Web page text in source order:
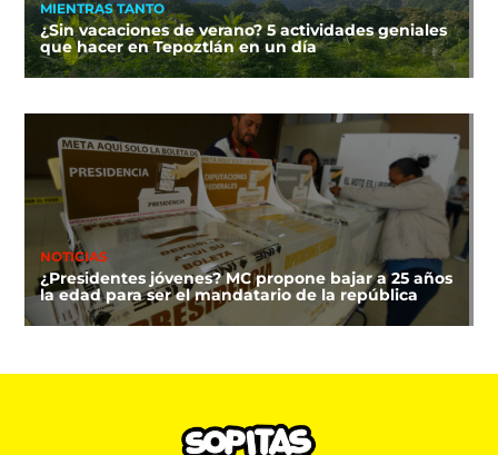
MIENTRAS TANTO
¿Sin vacaciones de verano? 5 actividades geniales
que hacer en Tepoztlán en un día
NOTICIAS
¿Presidentes jóvenes? MC propone bajar a 25 años
la edad para ser el mandatario de la república